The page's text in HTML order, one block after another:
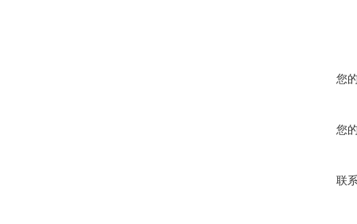
您
您
联